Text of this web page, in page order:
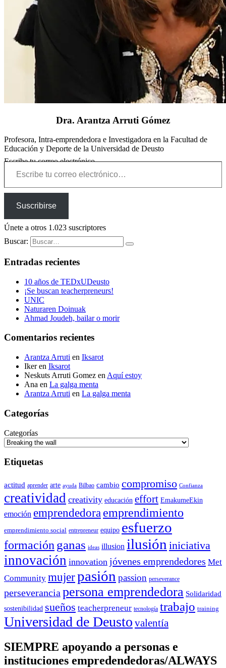
Dra. Arantza Arruti Gómez
Profesora, Intra-emprendedora e Investigadora en la Facultad de
Educación y Deporte de la Universidad de Deusto
Escribe tu correo electrónico…
Suscribirse
Únete a otros 1.023 suscriptores
Buscar:
Entradas recientes
10 años de TEDxUDeusto
¡Se buscan teacherpreneurs!
UNIC
Naturaren Doinuak
Ahmad Joudeh, bailar o morir
Comentarios recientes
Arantza Arruti en Iksarot
Ikeren Iksarot
Neskuts Arruti Gomez en Aquí estoy
Ana en La galga menta
Arantza Arruti en La galga menta
Categorías
Categorías
Etiquetas
actitud aprender arte ayuda Bilbao cambio compromiso Confianza
creatividad creativity educación effort EmakumeEkin
emoción emprendedora emprendimiento
emprendimiento social entrepreneur equipo esfuerzo
formación ganas ideas illusion ilusión iniciativa
innovación innovation jóvenes emprendedores Met
Community mujerpasión passion perseverance
perseverancia persona emprendedora Solidaridad
sostenibilidad sueños teacherpreneur tecnología trabajo training
Universidad de Deusto valentía
SIEMPRE apoyando a personas e
instituciones empredendedoras/ALWAYS